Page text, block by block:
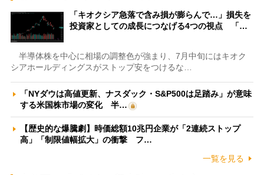
「キオクシア急落で含み損が膨らんで…」損失を
投資家としての成長につなげる4つの視点 「…
半導体株を中心に相場の調整色が強まり、7月中旬にはキオク
シアホールディングスがストップ安をつけるな…
「NYダウは高値更新、ナスダック・S&P500は足踏み」が意味
する米国株市場の変化 半…
【歴史的な爆騰劇】時価総額10兆円企業が「2連続ストップ
高」「制限値幅拡大」の衝撃 フ…
一覧を見る